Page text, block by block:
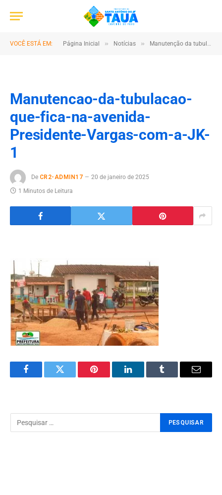
VOCÊ ESTÁ EM: Página Inicial » Notícias » Manutenção da tubulação que fica na avenida Presidente Vargas com a JK
Manutencao-da-tubulacao-
que-fica-na-avenida-
Presidente-Vargas-com-a-JK-
1
De CR2-ADMIN17
20 de janeiro de 2025
1 Minutos de Leitura
FacebookTwitter Pinterest LinkedInTumblr Email